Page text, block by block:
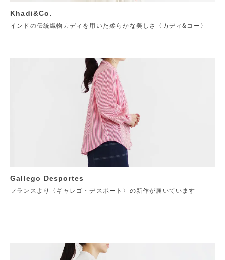
Khadi&Co.
インドの伝統織物カディを用いた柔らかな美しさ〈カディ&コー〉
Gallego Desportes
フランスより〈ギャレゴ・デスポート〉の新作が届いています